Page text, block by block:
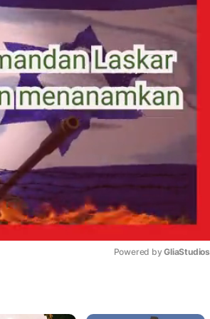
Powered by GliaStudios